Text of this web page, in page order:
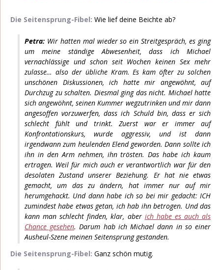
Die Seitensprung-Fibel: Wie lief deine Beichte ab?
Petra: Wir hatten mal wieder so ein Streitgespräch, es ging
um meine ständige Abwesenheit, dass ich Michael
vernachlässige und schon seit Wochen keinen Sex mehr
zulasse… also der übliche Kram. Es kam öfter zu solchen
unschönen Diskussionen, ich hatte mir angewöhnt, auf
Durchzug zu schalten. Diesmal ging das nicht. Michael hatte
sich angewöhnt, seinen Kummer wegzutrinken und mir dann
angesoffen vorzuwerfen, dass ich Schuld bin, dass er sich
schlecht fühlt und trinkt. Zuerst war er immer auf
Konfrontationskurs, wurde aggressiv, und ist dann
irgendwann zum heulenden Elend geworden. Dann sollte ich
ihn in den Arm nehmen, ihn trösten. Das habe ich kaum
ertragen. Weil für mich auch er verantwortlich war für den
desolaten Zustand unserer Beziehung. Er hat nie etwas
gemacht, um das zu ändern, hat immer nur auf mir
herumgehackt. Und dann habe ich so bei mir gedacht: ICH
zumindest habe etwas getan, ich hab ihn betrogen. Und das
kann man schlecht finden, klar, aber ich habe es auch als
Chance gesehen. Darum hab ich Michael dann in so einer
Ausheul-Szene meinen Seitensprung gestanden.
Die Seitensprung-Fibel: Ganz schön mutig.